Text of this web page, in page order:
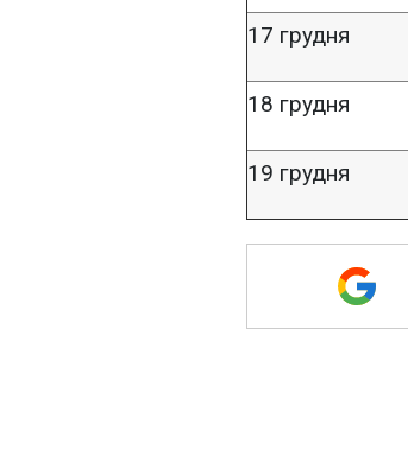
17 грудня
18 грудня
19 грудня